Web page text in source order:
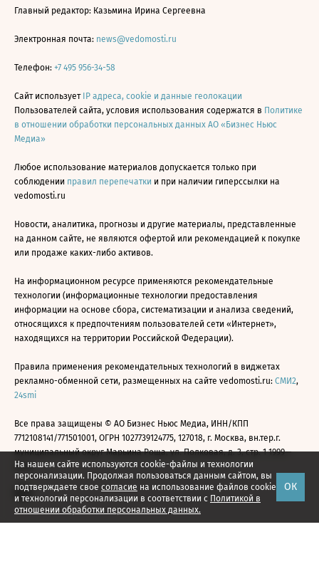
На нашем сайте используются cookie-файлы и технологии
персонализации. Продолжая пользоваться данным сайтом, вы
подтверждаете свое согласие на использование файлов cookie
и технологий персонализации в соответствии с Политикой в
отношении обработки персональных данных.
ОК
Главный редактор: Казьмина Ирина Сергеевна
Электронная почта: news@vedomosti.ru
Телефон: +7 495 956-34-58
Сайт использует IP адреса, cookie и данные геолокации
Пользователей сайта, условия использования содержатся в Политике
в отношении обработки персональных данных АО «Бизнес Ньюс
Медиа»
Любое использование материалов допускается только при
соблюдении правил перепечатки и при наличии гиперссылки на
vedomosti.ru
Новости, аналитика, прогнозы и другие материалы, представленные
на данном сайте, не являются офертой или рекомендацией к покупке
или продаже каких-либо активов.
На информационном ресурсе применяются рекомендательные
технологии (информационные технологии предоставления
информации на основе сбора, систематизации и анализа сведений,
относящихся к предпочтениям пользователей сети «Интернет»,
находящихся на территории Российской Федерации).
Правила применения рекомендательных технологий в виджетах
рекламно-обменной сети, размещенных на сайте vedomosti.ru: СМИ2,
24smi
Все права защищены © АО Бизнес Ньюс Медиа, ИНН/КПП
7712108141/771501001, ОГРН 1027739124775, 127018, г. Москва, вн.тер.г.
муниципальный округ Марьина Роща, ул. Полковая, д. 3, стр. 1 1999—
2026